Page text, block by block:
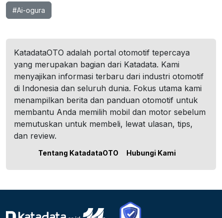
#Ai-ogura
KatadataOTO adalah portal otomotif tepercaya
yang merupakan bagian dari Katadata. Kami
menyajikan informasi terbaru dari industri otomotif
di Indonesia dan seluruh dunia. Fokus utama kami
menampilkan berita dan panduan otomotif untuk
membantu Anda memilih mobil dan motor sebelum
memutuskan untuk membeli, lewat ulasan, tips,
dan review.
Tentang KatadataOTO Hubungi Kami